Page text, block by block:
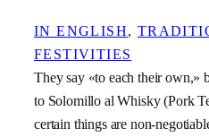
IN ENGLISH,
FESTIVITIES
They say «to each their own,»
to Solomillo al Whisky (Pork
certain things are non-